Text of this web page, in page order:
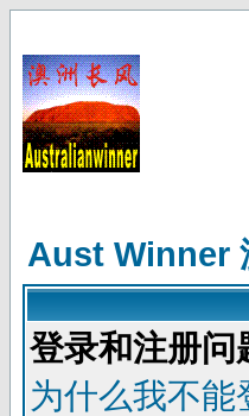
Aust Winner
登录和注册问
为什么我不能